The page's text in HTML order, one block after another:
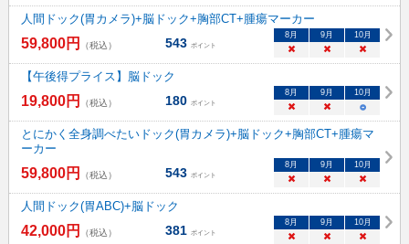
人間ドック(胃カメラ)+脳ドック+胸部CT+腫瘍マーカー
59,800円 （税込） 543 ポイント
8月 9月 10月
× × ×
【午後得プライス】脳ドック
19,800円 （税込） 180 ポイント
8月 9月 10月
× × ○
とにかく全身調べたいドック(胃カメラ)+脳ドック+胸部CT+腫瘍マ
ーカー
59,800円 （税込） 543 ポイント
8月 9月 10月
× × ×
人間ドック(胃ABC)+脳ドック
42,000円 （税込） 381 ポイント
8月 9月 10月
× × ×